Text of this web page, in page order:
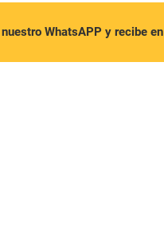
WhatsAPP y recibe